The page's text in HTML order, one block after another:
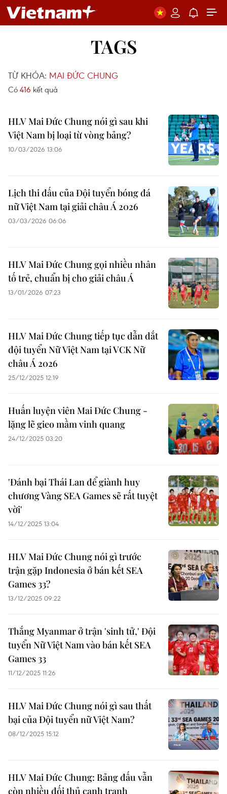
TAGS
TỪ KHÓA: MAI ĐỨC CHUNG
Có 416 kết quả
HLV Mai Đức Chung nói gì sau khi
Việt Nam bị loại từ vòng bảng?
10/03/2026 13:06
Lịch thi đấu của Đội tuyển bóng đá
nữ Việt Nam tại giải châu Á 2026
03/03/2026 06:06
HLV Mai Đức Chung gọi nhiều nhân
tố trẻ, chuẩn bị cho giải châu Á
13/01/2026 07:23
HLV Mai Đức Chung tiếp tục dẫn dắt
đội tuyển Nữ Việt Nam tại VCK Nữ
châu Á 2026
25/12/2025 12:19
Huấn luyện viên Mai Đức Chung -
lặng lẽ gieo mầm vinh quang
24/12/2025 03:20
'Đánh bại Thái Lan để giành huy
chương Vàng SEA Games sẽ rất tuyệt
vời'
14/12/2025 13:04
HLV Mai Đức Chung nói gì trước
trận gặp Indonesia ở bán kết SEA
Games 33?
13/12/2025 09:22
Thắng Myanmar ở trận 'sinh tử,' Đội
tuyển Nữ Việt Nam vào bán kết SEA
Games 33
11/12/2025 11:26
HLV Mai Đức Chung nói gì sau thất
bại của Đội tuyển nữ Việt Nam?
08/12/2025 15:12
HLV Mai Đức Chung: Bảng đấu vẫn
còn nhiều đối thủ cạnh tranh